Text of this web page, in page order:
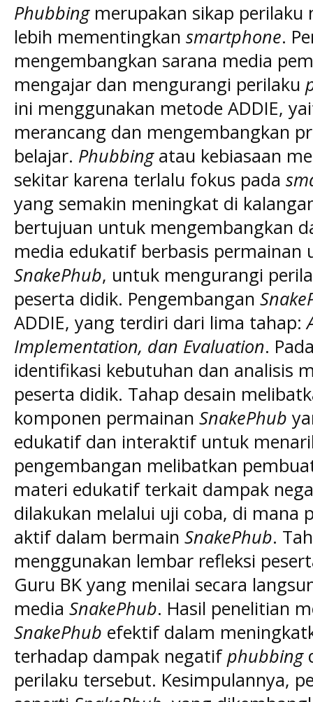
Phubbingmerupakan sikap perilaku
lebih mementingkan smartphone.
mengembangkan sarana media
mengajar dan mengurangi perilaku
ini menggunakan metode ADDIE,
merancang dan mengembangkan
belajar. Phubbingatau kebiasaan
sekitar karena terlalu fokus pada
yang semakin meningkat di
bertujuan untuk mengembangkan
media edukatif berbasis
SnakePhub, untuk mengurangi
peserta didik. Pengembangan
ADDIE, yang terdiri dari lima tahap:
Implementation, dan Evaluation.
identifikasi kebutuhan dan analisis
peserta didik. Tahap desain
komponen permainan SnakePhub
edukatif dan interaktif untuk
pengembangan melibatkan
materi edukatif terkait dampak
dilakukan melalui uji coba, di mana
aktif dalam bermain SnakePhub.
menggunakan lembar refleksi
Guru BK yang menilai secara
media SnakePhub. Hasil penelitian
SnakePhub efektif dalam
terhadap dampak negatifphubbing
perilaku tersebut. Kesimpulannya,